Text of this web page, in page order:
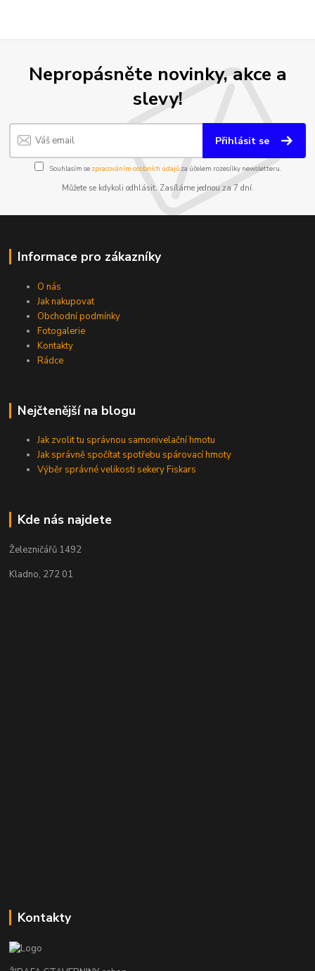
Nepropásněte novinky, akce a
slevy!
Přihlásit se
Souhlasím se zpracováním osobních údajůza účelem rozesílky newsletteru.
Můžete se kdykoli odhlásit. Zasíláme jednou za 7 dní.
Informace pro zákazníky
O nás
Jak nakupovat
Obchodní podmínky
Fotogalerie
Kontakty
Rádce
Nejčtenější na blogu
Jak zvolit tu správnou samonivelační hmotu
Jak správně spočítat spotřebu spárovací hmoty
Výběr správné velikosti sekery Fiskars
Kde nás najdete
Železničářů 1492
Kladno, 272 01
Kontakty